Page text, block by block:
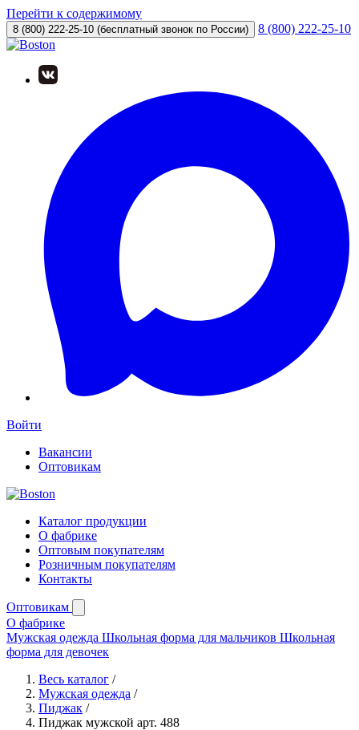
Перейти к содержимому
8 (800) 222-25-10 (бесплатный звонок по России) 8 (800) 222-25-10
Войти
Вакансии
Оптовикам
Каталог продукции
О фабрике
Оптовым покупателям
Розничным покупателям
Контакты
Оптовикам
О фабрике
Мужская одежда Школьная форма для мальчиков Школьная
форма для девочек
Весь каталог /
Мужская одежда /
Пиджак /
Пиджак мужской арт. 488